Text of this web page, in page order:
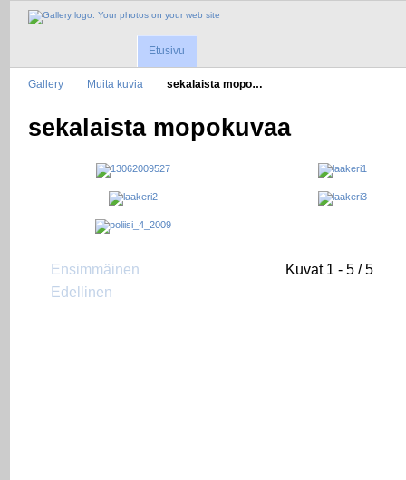
Etusivu
Gallery Muita kuvia sekalaista mopo…
sekalaista mopokuvaa
Ensimmäinen
Edellinen
Kuvat 1 - 5 / 5